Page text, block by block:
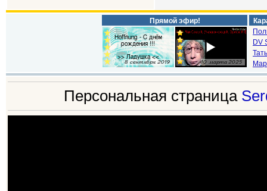
Прямой эфир!
DV
Персональная страница